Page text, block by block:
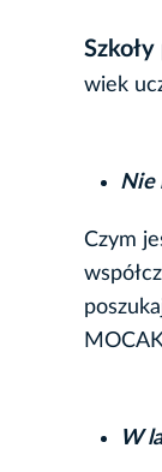
wiek
Nie
Czym
W